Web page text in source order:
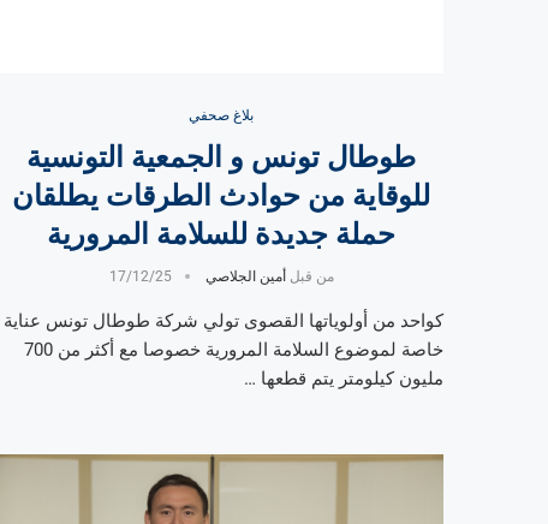
بلاغ صحفي
طوطال تونس و الجمعية التونسية
للوقاية من حوادث الطرقات يطلقان
حملة جديدة للسلامة المرورية
من قبل أمين الجلاصي 17/12/25
كواحد من أولوياتها القصوى تولي شركة طوطال تونس عناية
خاصة لموضوع السلامة المرورية خصوصا مع أكثر من 700
مليون كيلومتر يتم قطعها …